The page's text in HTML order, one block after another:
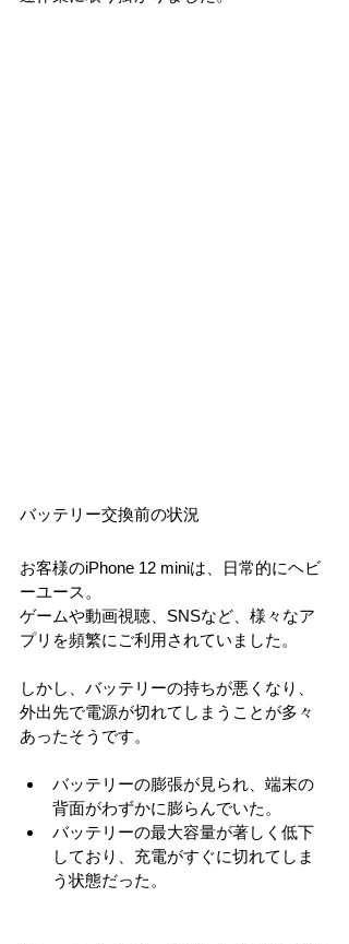
バッテリー交換前の状況
お客様のiPhone 12 miniは、日常的にヘビ
ーユース。
ゲームや動画視聴、SNSなど、様々なア
プリを頻繁にご利用されていました。
しかし、バッテリーの持ちが悪くなり、
外出先で電源が切れてしまうことが多々
あったそうです。
バッテリーの膨張が見られ、端末の
背面がわずかに膨らんでいた。
バッテリーの最大容量が著しく低下
しており、充電がすぐに切れてしま
う状態だった。